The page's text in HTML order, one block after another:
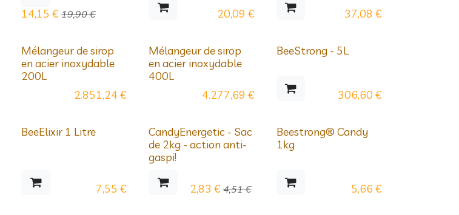
14,15 € 19,90€ 20,09 € 37,08 €
Sur commande
Mélangeur de sirop
en acier inoxydable
200L
2.851,24 € Sur commande
Mélangeur de sirop
en acier inoxydable
400L
4.277,69 €
BeeStrong - 5L
306,60 €
BeeElixir 1 Litre
7,55 €
CandyEnergetic - Sac
de 2kg - action anti-
gaspi!
2,83 € 4,51€
Beestrong® Candy
1kg
5,66 €